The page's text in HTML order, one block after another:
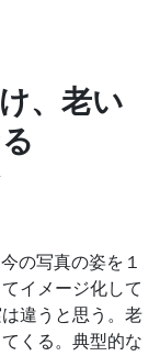
、老い
の写真の姿を１
イメージ化して
違うと思う。老
くる。典型的な